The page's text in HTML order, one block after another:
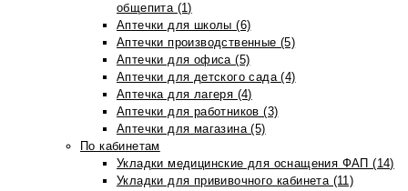
общепита (1)
Аптечки для школы (6)
Аптечки производственные (5)
Аптечки для офиса (5)
Аптечки для детского сада (4)
Аптечка для лагеря (4)
Аптечки для работников (3)
Аптечки для магазина (5)
По кабинетам
Укладки медицинские для оснащения ФАП (14)
Укладки для прививочного кабинета (11)